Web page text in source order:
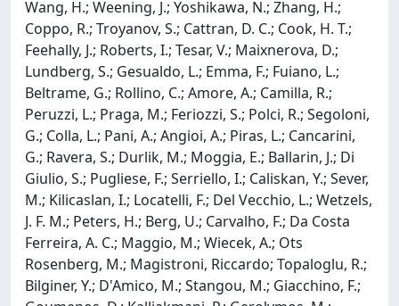
Wang, H.; Weening, J.; Yoshikawa, N.; Zhang, H.;
Coppo, R.; Troyanov, S.; Cattran, D. C.; Cook, H. T.;
Feehally, J.; Roberts, I.; Tesar, V.; Maixnerova, D.;
Lundberg, S.; Gesualdo, L.; Emma, F.; Fuiano, L.;
Beltrame, G.; Rollino, C.; Amore, A.; Camilla, R.;
Peruzzi, L.; Praga, M.; Feriozzi, S.; Polci, R.; Segoloni,
G.; Colla, L.; Pani, A.; Angioi, A.; Piras, L.; Cancarini,
G.; Ravera, S.; Durlik, M.; Moggia, E.; Ballarin, J.; Di
Giulio, S.; Pugliese, F.; Serriello, I.; Caliskan, Y.; Sever,
M.; Kilicaslan, I.; Locatelli, F.; Del Vecchio, L.; Wetzels,
J. F. M.; Peters, H.; Berg, U.; Carvalho, F.; Da Costa
Ferreira, A. C.; Maggio, M.; Wiecek, A.; Ots
Rosenberg, M.; Magistroni, Riccardo; Topaloglu, R.;
Bilginer, Y.; D'Amico, M.; Stangou, M.; Giacchino, F.;